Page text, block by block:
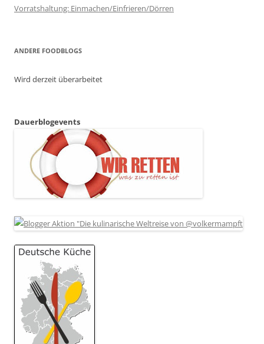
Vorratshaltung: Einmachen/Einfrieren/Dörren
ANDERE FOODBLOGS
Wird derzeit überarbeitet
Dauerblogevents